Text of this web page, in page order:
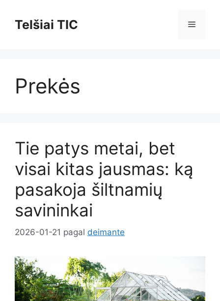
turinioTelšiai TIC Meniu
Prekės
Tie patys metai, bet
visai kitas jausmas: ką
pasakoja šiltnamių
savininkai
2026-01-21 pagal deimante